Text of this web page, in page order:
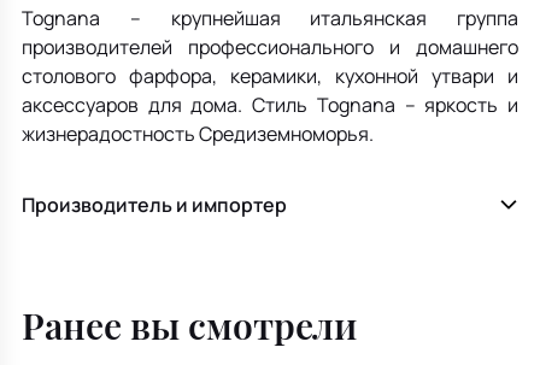
Tognana – крупнейшая итальянская группа
производителей профессионального и домашнего
столового фарфора, керамики, кухонной утвари и
аксессуаров для дома. Стиль Tognana – яркость и
жизнерадостность Средиземноморья.
Производитель и импортер
Ранее вы смотрели